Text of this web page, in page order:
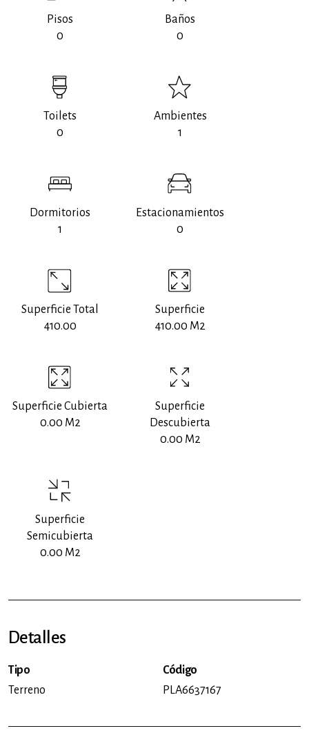
Pisos
0
Baños
0
Toilets
0
Ambientes
1
Dormitorios
1
Estacionamientos
0
Superficie Total
410.00
Superficie
410.00 M2
Superficie Cubierta
0.00 M2
Superficie
Descubierta
0.00 M2
Superficie
Semicubierta
0.00 M2
Detalles
Tipo
Terreno
Código
PLA6637167